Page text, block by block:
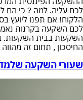
לכם עליה. למה ? כי הם
הלקוח! אם תפנו ליועץ
לכם השקעה בקרנות
השקעות בבית השקעות.
החיסכון , תחום זה
שעורי השקעה שלמדנו ב